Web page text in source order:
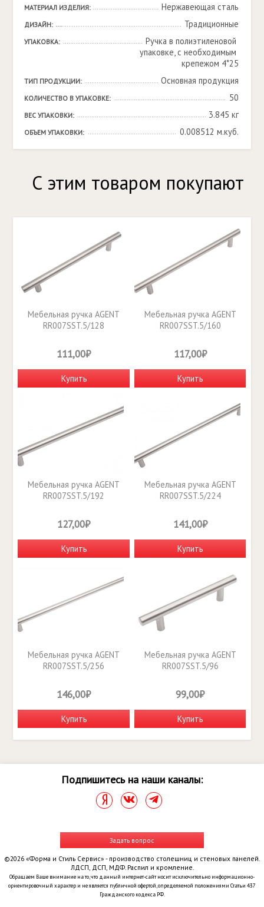
МАТЕРИАЛ ИЗДЕЛИЯ: Нержавеющая сталь
ДИЗАЙН: Традиционные
УПАКОВКА:
Ручка в полиэтиленовой
упаковке, с необходимым
крепежом 4*25
ТИП ПРОДУКЦИИ: Основная продукция
КОЛИЧЕСТВО В УПАКОВКЕ: 50
ВЕС УПАКОВКИ: 3.845 кг
ОБЪЕМ УПАКОВКИ: 0.008512 м.куб.
С этим товаром покупают
Мебельная ручка AGENT
RR007SST.5/128
111,00₽
Купить
Мебельная ручка AGENT
RR007SST.5/160
117,00₽
Купить
Мебельная ручка AGENT
RR007SST.5/192
127,00₽
Купить
Мебельная ручка AGENT
RR007SST.5/224
141,00₽
Купить
Мебельная ручка AGENT
RR007SST.5/256
146,00₽
Купить
Мебельная ручка AGENT
RR007SST.5/96
99,00₽
Купить
Подпишитесь на наши каналы:
Задать вопрос
©2026 «Форма и Стиль Сервис» - производство столешниц и стеновых панелей.
ЛДСП, ДСП, МДФ. Распил и кромление.
Обращаем Ваше внимание на то, что данный интернет-сайт носит исключительно информационно-
ориентировочный характер и не является публичной офертой, определяемой положениями Статьи 437
Гражданского кодекса РФ.